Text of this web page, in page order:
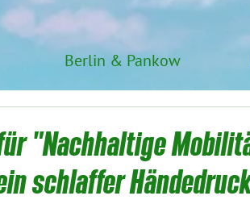
"Nachhaltige
schlaffer
Berlin & Pankow